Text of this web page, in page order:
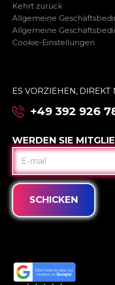
Kehrt zurück
Allgemeine
Allgemeine
Cookie-Einstellungen
ES VORZIEHEN,
+49 392 926
WERDEN SIE
E-
MAIL
SCHICKEN